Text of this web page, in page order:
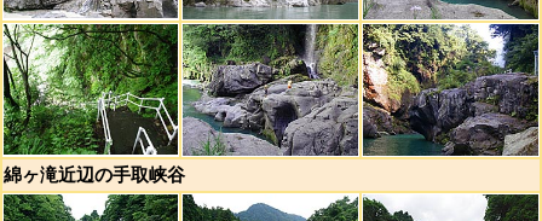
綿ヶ滝近辺の手取峡谷